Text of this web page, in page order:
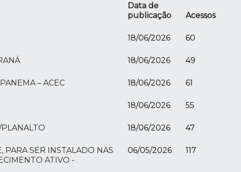
Data de
publicação
Acessos
18/06/2026 60
18/06/2026 49
– ACEC 18/06/2026 61
18/06/2026 55
18/06/2026 47
SER INSTALADO NAS
ATIVO -
06/05/2026 117